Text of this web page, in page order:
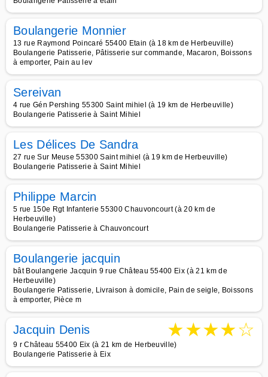
Boulangerie Monnier
13 rue Raymond Poincaré 55400 Etain (à 18 km de Herbeuville)
Boulangerie Patisserie, Pâtisserie sur commande, Macaron, Boissons
à emporter, Pain au lev
Sereivan
4 rue Gén Pershing 55300 Saint mihiel (à 19 km de Herbeuville)
Boulangerie Patisserie à Saint Mihiel
Les Délices De Sandra
27 rue Sur Meuse 55300 Saint mihiel (à 19 km de Herbeuville)
Boulangerie Patisserie à Saint Mihiel
Philippe Marcin
5 rue 150e Rgt Infanterie 55300 Chauvoncourt (à 20 km de
Herbeuville)
Boulangerie Patisserie à Chauvoncourt
Boulangerie jacquin
bât Boulangerie Jacquin 9 rue Château 55400 Eix (à 21 km de
Herbeuville)
Boulangerie Patisserie, Livraison à domicile, Pain de seigle, Boissons
à emporter, Pièce m
Jacquin Denis ★★★★☆
9 r Château 55400 Eix (à 21 km de Herbeuville)
Boulangerie Patisserie à Eix